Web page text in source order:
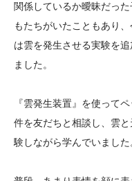
年報一覧
科学教育振興助成
次世代理系人材育
アクセス
サイトマップ
日本語
関係しているか曖昧だっ
もたちがいたこともあり
は雲を発生させる実験を追
ました。
『雲発生装置』を使って
件を友だちと相談し、雲
験しながら学んでいました